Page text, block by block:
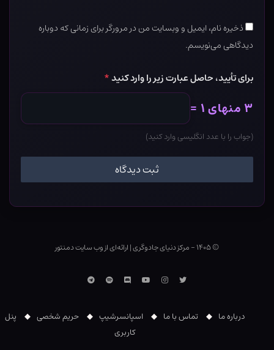
ذخیره نام، ایمیل و وبسایت من در مرورگر برای زمانی که دوباره
دیدگاهی می‌نویسم.
برای تأیید، حاصل عبارت زیر را وارد کنید*
۳ منهای ۱ =
(جواب را با عدد انگلیسی وارد کنید)
© ۱۴۰۵ - مرکز دنیای جادوگری |ارائه‌ای از وب ‌سایت دمنتور
توییتراینستاگرام
یوتوبDiscordاسپاتیفایتلگرام
درباره ما تماس با ما اسپانسرشیپ حریم شخصی
پنل
کاربری